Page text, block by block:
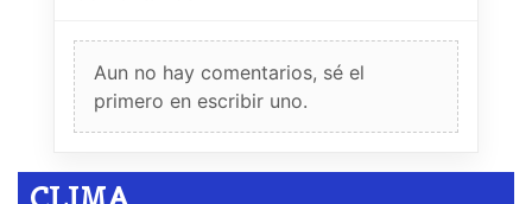
Aun no hay comentarios, sé el
primero en escribir uno.